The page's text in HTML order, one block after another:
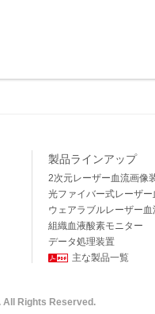
製品ラインアップ
2次元レーザー血流画像
光ファイバー式レーザー
ウェアラブルレーザー血
組織血液酸素モニター
データ処理装置
主な製品一覧
All Rights Reserved.